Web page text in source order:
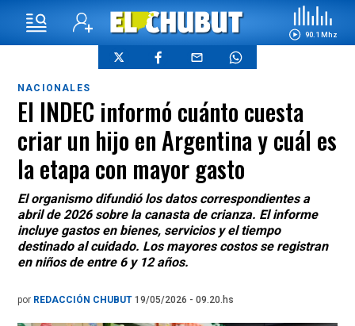
90.1 Mhz
NACIONALES
El INDEC informó cuánto cuesta
criar un hijo en Argentina y cuál es
la etapa con mayor gasto
El organismo difundió los datos correspondientes a
abril de 2026 sobre la canasta de crianza. El informe
incluye gastos en bienes, servicios y el tiempo
destinado al cuidado. Los mayores costos se registran
en niños de entre 6 y 12 años.
por REDACCIÓN CHUBUT 19/05/2026 - 09.20.hs